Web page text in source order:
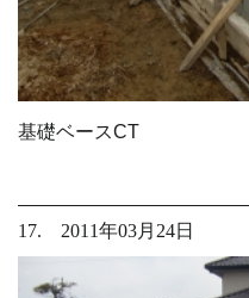
基礎ベースCT
17. 2011年03月24日